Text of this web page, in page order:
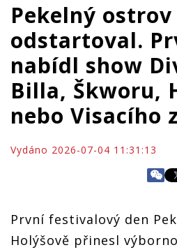
Pekelný ostrov
odstartoval.
nabídl show
Billa, Škworu,
nebo Visacího
Vydáno 2026-07-04 11:31:13
První festivalový den
Holýšově přinesl